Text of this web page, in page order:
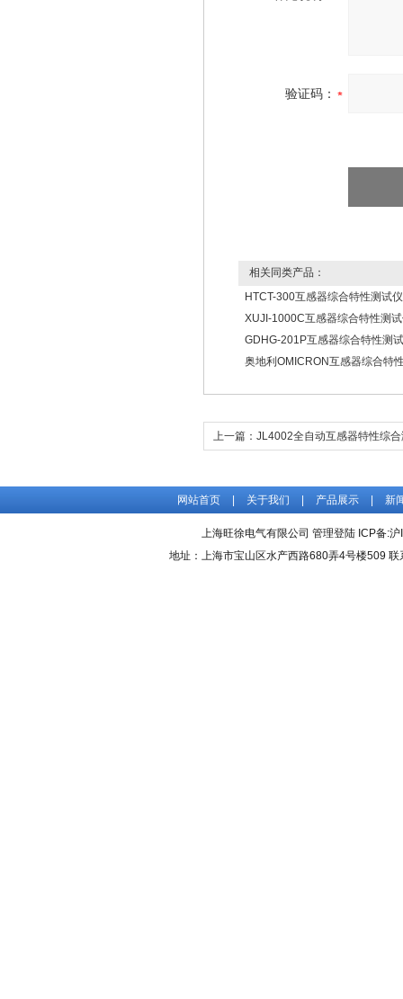
验证码：
相关同类产品：
HTCT-300互感器综合特性测试仪
XUJI-1000C互感器综合特性测
GDHG-201P互感器综合特性测
奥地利OMICRON互感器综合特
上一篇： JL4002全自动互感器特性综
网站首页 关于我们 产品展示 新
上海旺徐电气有限公司 管理登陆 ICP备:沪
地址：上海市宝山区水产西路680弄4号楼509